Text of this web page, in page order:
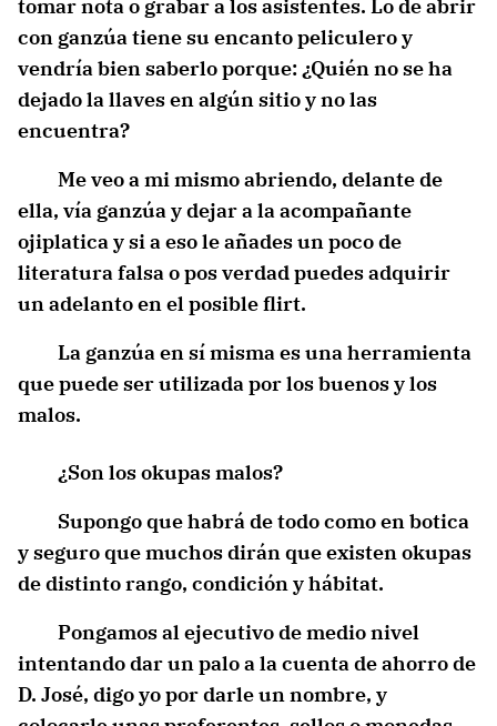
tomar nota o grabar a los asistentes. Lo de abrir
con ganzúa tiene su encanto peliculero y
vendría bien saberlo porque: ¿Quién no se ha
dejado la llaves en algún sitio y no las
encuentra?
Me veo a mi mismo abriendo, delante de
ella, vía ganzúa y dejar a la acompañante
ojiplatica y si a eso le añades un poco de
literatura falsa o pos verdad puedes adquirir
un adelanto en el posible flirt.
La ganzúa en sí misma es una herramienta
que puede ser utilizada por los buenos y los
malos.
¿Son los okupas malos?
Supongo que habrá de todo como en botica
y seguro que muchos dirán que existen okupas
de distinto rango, condición y hábitat.
Pongamos al ejecutivo de medio nivel
intentando dar un palo a la cuenta de ahorro de
D. José, digo yo por darle un nombre, y